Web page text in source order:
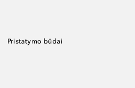
Pristatymo būdai